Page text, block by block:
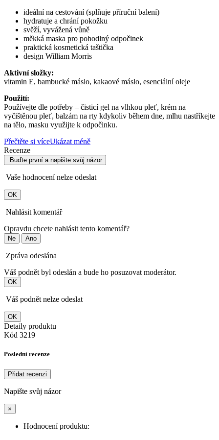
ideální na cestování (splňuje příruční balení)
hydratuje a chrání pokožku
svěží, vyvážená vůně
měkká maska pro pohodlný odpočinek
praktická kosmetická taštička
design William Morris
Aktivní složky:
vitamin E, bambucké máslo, kakaové máslo, esenciální oleje
Použití:
Používejte dle potřeby – čisticí gel na vlhkou pleť, krém na
vyčištěnou pleť, balzám na rty kdykoliv během dne, mlhu nastříkejte
na tělo, masku využijte k odpočinku.
Přečtěte si víceUkázat méně
Recenze
Buďte první a napište svůj názor
Vaše hodnocení nelze odeslat
OK
Nahlásit komentář
Opravdu chcete nahlásit tento komentář?
Ne Ano
Zpráva odeslána
Váš podnět byl odeslán a bude ho posuzovat moderátor.
OK
Váš podnět nelze odeslat
OK
Detaily produktu
Kód 3219
Poslední recenze
Přidat recenzi
Napište svůj názor
×
Hodnocení produktu: